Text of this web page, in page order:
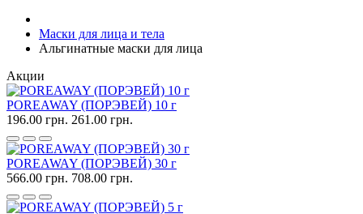
Маски для лица и тела
Альгинатные маски для лица
Акции
POREAWAY (ПОРЭВЕЙ) 10 г
196.00 грн. 261.00 грн.
POREAWAY (ПОРЭВЕЙ) 30 г
566.00 грн. 708.00 грн.